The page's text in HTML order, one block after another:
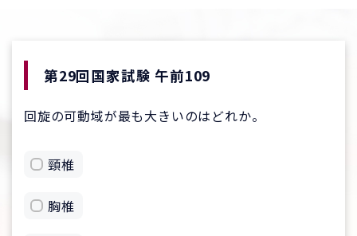
第29回国家試験 午前109
回旋の可動域が最も大きいのはどれか。
頸椎
胸椎